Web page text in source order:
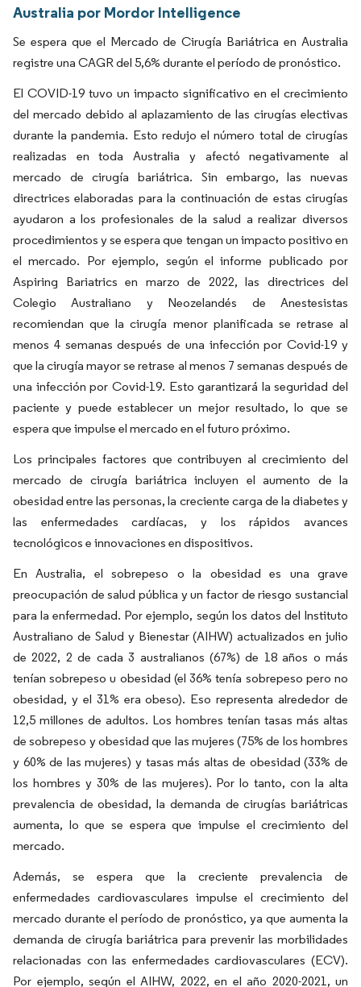
Australia por Mordor Intelligence
Se espera que el Mercado de Cirugía Bariátrica en Australia
registre una CAGR del 5,6% durante el período de pronóstico.
El COVID-19 tuvo un impacto significativo en el crecimiento
del mercado debido al aplazamiento de las cirugías electivas
durante la pandemia. Esto redujo el número total de cirugías
realizadas en toda Australia y afectó negativamente al
mercado de cirugía bariátrica. Sin embargo, las nuevas
directrices elaboradas para la continuación de estas cirugías
ayudaron a los profesionales de la salud a realizar diversos
procedimientos y se espera que tengan un impacto positivo en
el mercado. Por ejemplo, según el informe publicado por
Aspiring Bariatrics en marzo de 2022, las directrices del
Colegio Australiano y Neozelandés de Anestesistas
recomiendan que la cirugía menor planificada se retrase al
menos 4 semanas después de una infección por Covid-19 y
que la cirugía mayor se retrase al menos 7 semanas después de
una infección por Covid-19. Esto garantizará la seguridad del
paciente y puede establecer un mejor resultado, lo que se
espera que impulse el mercado en el futuro próximo.
Los principales factores que contribuyen al crecimiento del
mercado de cirugía bariátrica incluyen el aumento de la
obesidad entre las personas, la creciente carga de la diabetes y
las enfermedades cardíacas, y los rápidos avances
tecnológicos e innovaciones en dispositivos.
En Australia, el sobrepeso o la obesidad es una grave
preocupación de salud pública y un factor de riesgo sustancial
para la enfermedad. Por ejemplo, según los datos del Instituto
Australiano de Salud y Bienestar (AIHW) actualizados en julio
de 2022, 2 de cada 3 australianos (67%) de 18 años o más
tenían sobrepeso u obesidad (el 36% tenía sobrepeso pero no
obesidad, y el 31% era obeso). Eso representa alrededor de
12,5 millones de adultos. Los hombres tenían tasas más altas
de sobrepeso y obesidad que las mujeres (75% de los hombres
y 60% de las mujeres) y tasas más altas de obesidad (33% de
los hombres y 30% de las mujeres). Por lo tanto, con la alta
prevalencia de obesidad, la demanda de cirugías bariátricas
aumenta, lo que se espera que impulse el crecimiento del
mercado.
Además, se espera que la creciente prevalencia de
enfermedades cardiovasculares impulse el crecimiento del
mercado durante el período de pronóstico, ya que aumenta la
demanda de cirugía bariátrica para prevenir las morbilidades
relacionadas con las enfermedades cardiovasculares (ECV).
Por ejemplo, según el AIHW, 2022, en el año 2020-2021, un